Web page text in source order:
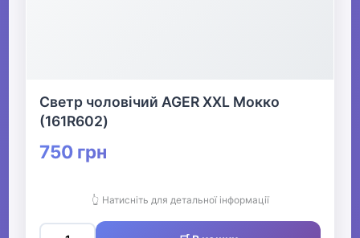
Светр чоловічий AGER XXL Мокко
(161R602)
750 грн
👆 Натисніть для детальної інформації